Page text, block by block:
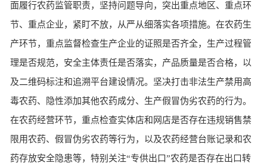
面履行农药监管职责，坚持问题导向，突出重点地区、重点环
节、重点企业，紧盯不放，从严从细落实各项措施。在农药生
产环节，重点监督检查生产企业的证照是否齐全，生产过程管
理是否规范，安全主体责任是否落实，产品质量是否合格，以
及二维码标注和追溯平台建设情况。坚决打击非法生产禁用高
毒农药、隐性添加其他农药成分、生产假冒伪劣农药的行为。
在农药经营环节，重点检查实体店和网店是否存在违规销售禁
限用农药、假冒伪劣农药等行为，以及农药经营台账记录和农
药存放安全隐患等，特别关注“专供出口”农药是否存在出口转